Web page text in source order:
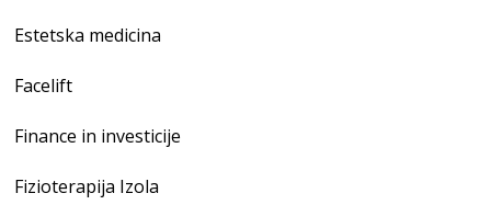
Estetska medicina
Facelift
Finance in investicije
Fizioterapija Izola